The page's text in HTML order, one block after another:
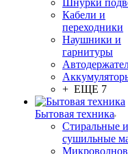
Шнурки
Кабели и
переходники
Наушники и
гарнитуры
+ ЕЩЕ 7
Бытовая техника
Стиральные и
сушильные